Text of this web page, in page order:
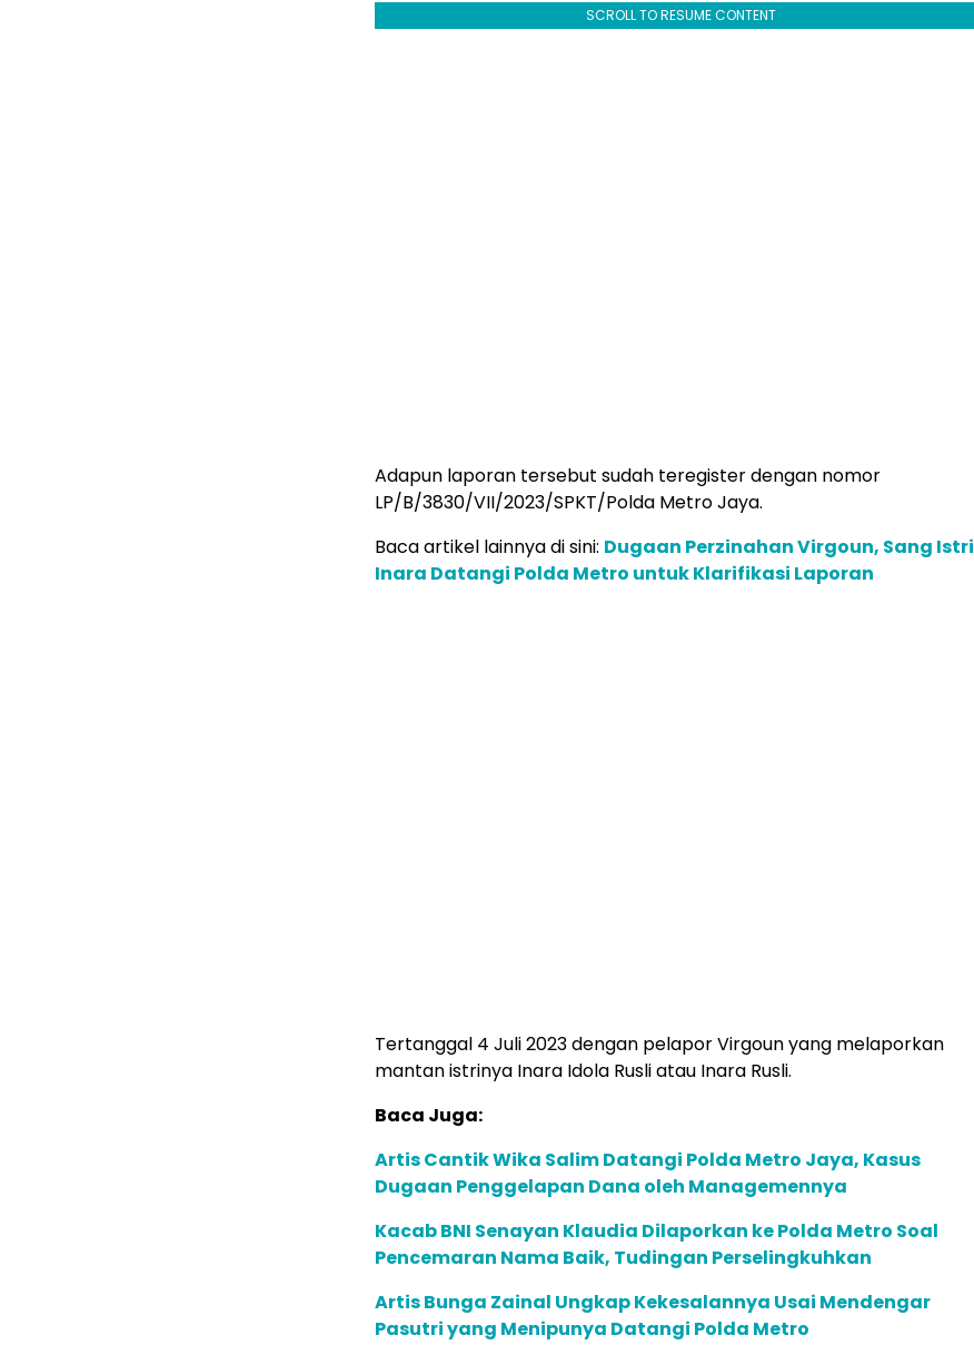
SCROLL TO RESUME CONTENT
Adapun laporan tersebut sudah teregister dengan nomor
LP/B/3830/VII/2023/SPKT/Polda Metro Jaya.
Baca artikel lainnya di sini: Dugaan Perzinahan Virgoun, Sang Istri
Inara Datangi Polda Metro untuk Klarifikasi Laporan
Tertanggal 4 Juli 2023 dengan pelapor Virgoun yang melaporkan
mantan istrinya Inara Idola Rusli atau Inara Rusli.
Baca Juga:
Artis Cantik Wika Salim Datangi Polda Metro Jaya, Kasus
Dugaan Penggelapan Dana oleh Managemennya
Kacab BNI Senayan Klaudia Dilaporkan ke Polda Metro Soal
Pencemaran Nama Baik, Tudingan Perselingkuhkan
Artis Bunga Zainal Ungkap Kekesalannya Usai Mendengar
Pasutri yang Menipunya Datangi Polda Metro